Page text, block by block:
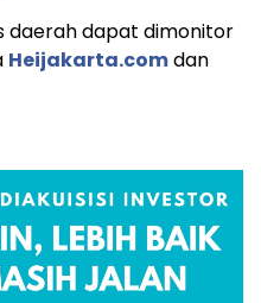
daerah dapat dimonitor
Heijakarta.comdan